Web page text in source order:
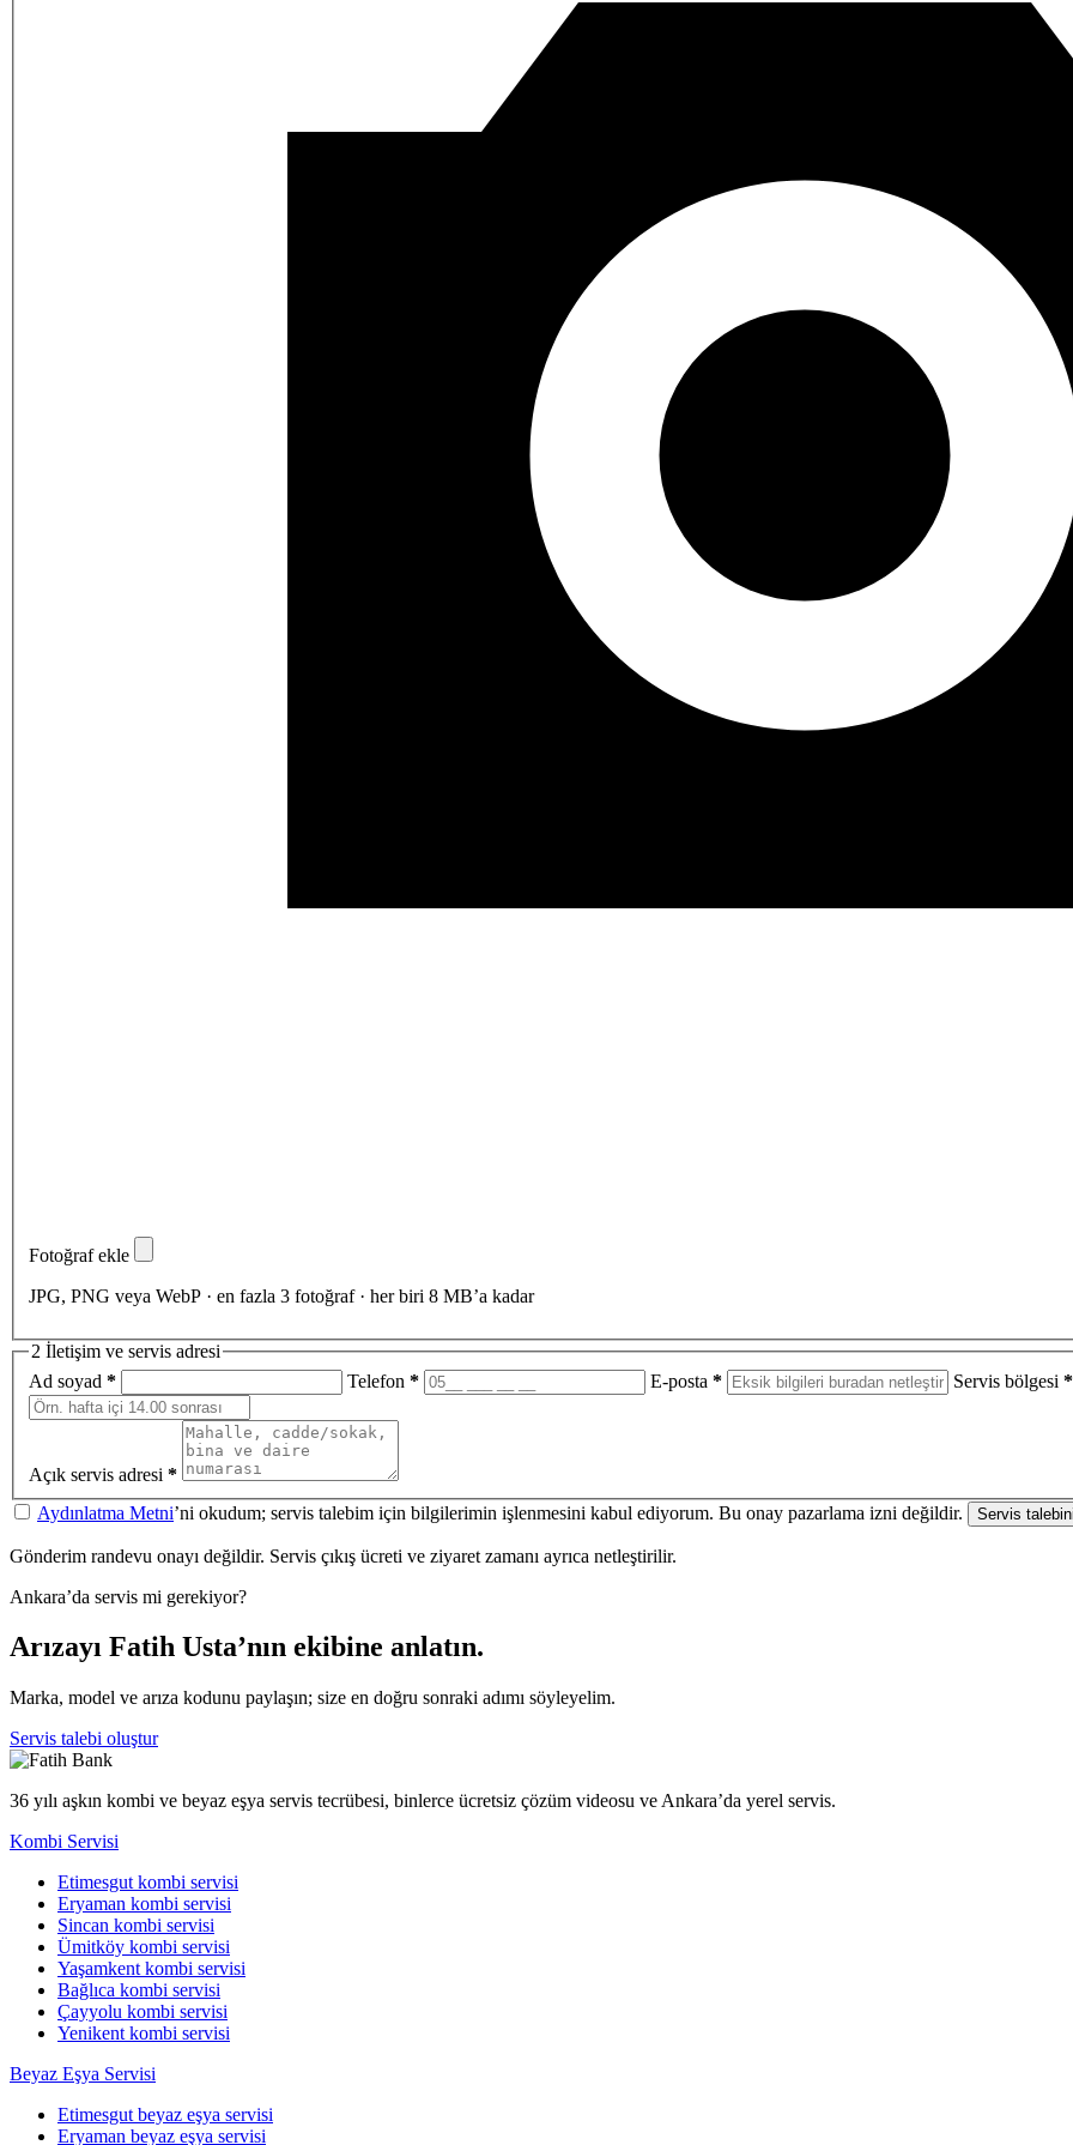
Fotoğraf ekle
JPG, PNG veya WebP · en fazla 3 fotoğraf · her biri 8 MB’a kadar
2 İletişim ve servis adresi
Ad soyad * Telefon * E-posta * Servis bölgesi *
Açık servis adresi *
Aydınlatma Metni’ni okudum; servis talebim için bilgilerimin işlenmesini kabul ediyorum. Bu onay pazarlama izni değildir. Servis
Gönderim randevu onayı değildir. Servis çıkış ücreti ve ziyaret zamanı ayrıca netleştirilir.
Ankara’da servis mi gerekiyor?
Arızayı Fatih Usta’nın ekibine anlatın.
Marka, model ve arıza kodunu paylaşın; size en doğru sonraki adımı söyleyelim.
Servis talebi oluştur
36 yılı aşkın kombi ve beyaz eşya servis tecrübesi, binlerce ücretsiz çözüm videosu ve Ankara’da yerel servis.
Kombi Servisi
Etimesgut kombi servisi
Eryaman kombi servisi
Sincan kombi servisi
Ümitköy kombi servisi
Yaşamkent kombi servisi
Bağlıca kombi servisi
Çayyolu kombi servisi
Yenikent kombi servisi
Beyaz Eşya Servisi
Etimesgut beyaz eşya servisi
Eryaman beyaz eşya servisi